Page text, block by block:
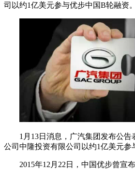
司以约1亿美元参与优步中国B轮融资。
1月13日消息，广汽集团发布公
公司中隆投资有限公司以约1亿美元参
2015年12月22日，中国优步曾宣